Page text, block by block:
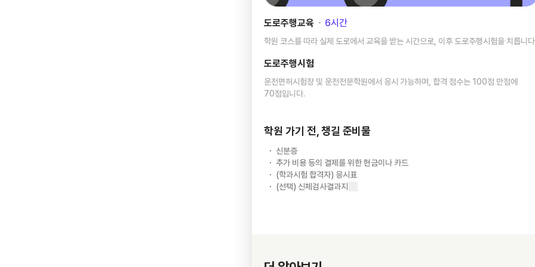
도로주행교육 ･ 6시간
학원 코스를 따라 실제 도로에서 교육을 받는 시간으로, 이후 도로주행시험을 치릅니
도로주행시험
운전면허시험장 및 운전전문학원에서 응시 가능하며, 합격 점수는 100점 만점에
70점입니다.
학원 가기 전, 챙길 준비물
신분증
추가 비용 등의 결제를 위한 현금이나 카드
(학과시험 합격자) 응시표
(선택) 신체검사결과지